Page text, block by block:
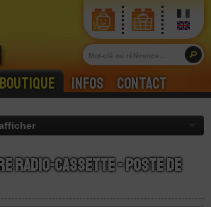
Boutique Infos Contact
Radio-Cassette - Poste de